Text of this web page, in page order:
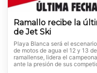
Ramallo recibe la
de Jet Ski
Playa Blanca será el
de motos de agua el 12 y 13
ramallense, lidera el
ante la presión de sus